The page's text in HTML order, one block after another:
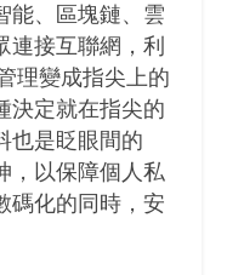
能、區塊鏈、雲
連接互聯網，利
理變成指尖上的
決定就在指尖的
也是眨眼間的
，以保障個人私
碼化的同時，安